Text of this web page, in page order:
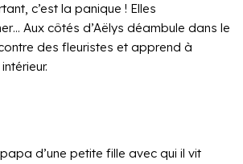
c’est la panique ! Elles
Aux côtés d’Aëlys déambule dans le
des fleuristes et apprend à
d’une petite fille avec qui il vit